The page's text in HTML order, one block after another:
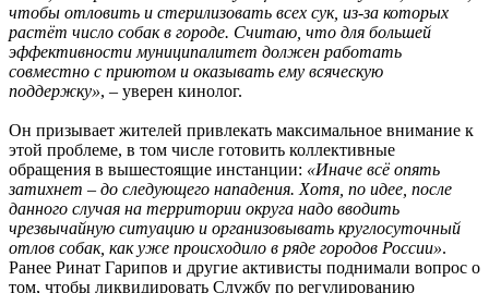
чтобы отловить и стерилизовать всех сук, из-за которых
растёт число собак в городе. Считаю, что для большей
эффективности муниципалитет должен работать
совместно с приютом и оказывать ему всяческую
поддержку», – уверен кинолог.
Он призывает жителей привлекать максимальное внимание к
этой проблеме, в том числе готовить коллективные
обращения в вышестоящие инстанции: «Иначе всё опять
затихнет – до следующего нападения. Хотя, по идее, после
данного случая на территории округа надо вводить
чрезвычайную ситуацию и организовывать круглосуточный
отлов собак, как уже происходило в ряде городов России».
Ранее Ринат Гарипов и другие активисты поднимали вопрос о
том, чтобы ликвидировать Службу по регулированию